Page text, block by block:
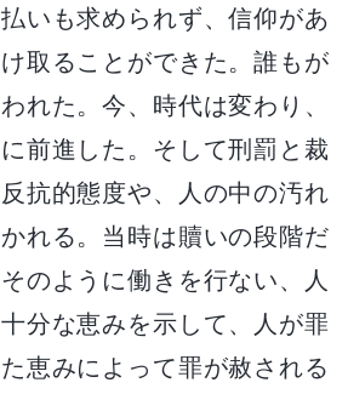
いも求められず、信仰があ
取ることができた。誰もが
れた。今、時代は変わり、
前進した。そして刑罰と裁
抗的態度や、人の中の汚れ
れる。当時は贖いの段階だ
のように働きを行ない、人
分な恵みを示して、人が罪
恵みによって罪が赦される